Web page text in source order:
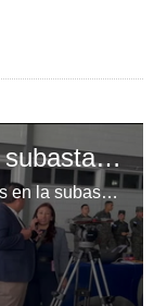
Empresas participan en la subasta del avión presidencial de Honduras
Varias empresas participan este viernes en la subasta organizada por el Gobierno de Honduras para la venta del avión presidencial, en un proceso que definirá al mejor postor. Video: Rodiney Cerrato | LA PRENSA